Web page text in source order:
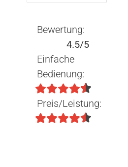
Bewertung:
4.5/5
Einfache
Bedienung:
Preis/Leistung: